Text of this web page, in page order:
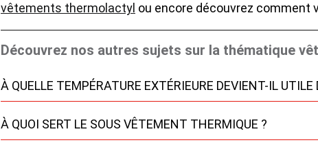
vêtements thermolactyl ou encore découvrez comment
Découvrez nos autres sujets sur la thématique
À QUELLE TEMPÉRATURE EXTÉRIEURE DEVIENT-IL
À QUOI SERT LE SOUS VÊTEMENT THERMIQUE ?